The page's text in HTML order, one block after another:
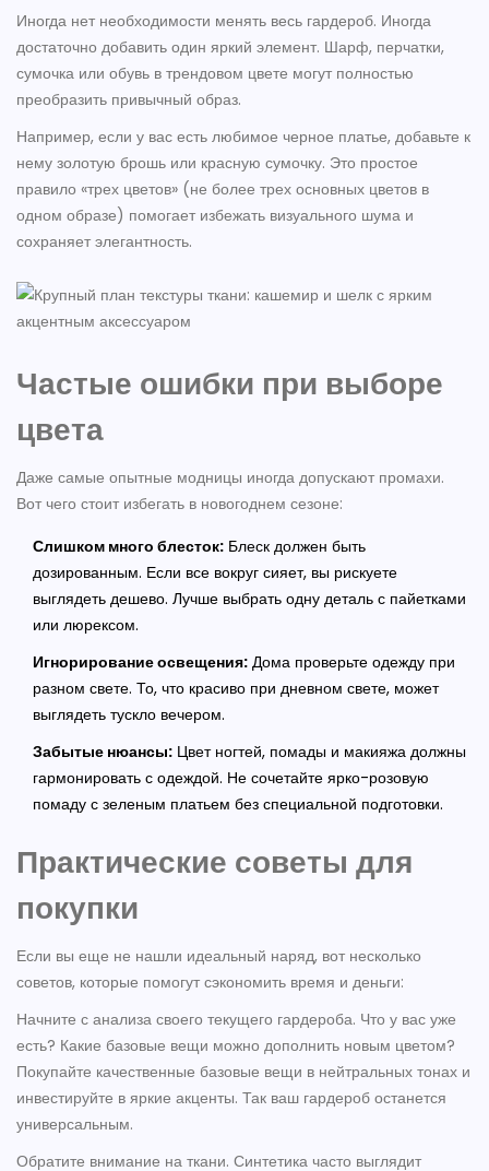
Иногда нет необходимости менять весь гардероб. Иногда
достаточно добавить один яркий элемент. Шарф, перчатки,
сумочка или обувь в трендовом цвете могут полностью
преобразить привычный образ.
Например, если у вас есть любимое черное платье, добавьте к
нему золотую брошь или красную сумочку. Это простое
правило «трех цветов» (не более трех основных цветов в
одном образе) помогает избежать визуального шума и
сохраняет элегантность.
Частые ошибки при выборе
цвета
Даже самые опытные модницы иногда допускают промахи.
Вот чего стоит избегать в новогоднем сезоне:
Слишком много блесток: Блеск должен быть
дозированным. Если все вокруг сияет, вы рискуете
выглядеть дешево. Лучше выбрать одну деталь с пайетками
или люрексом.
Игнорирование освещения: Дома проверьте одежду при
разном свете. То, что красиво при дневном свете, может
выглядеть тускло вечером.
Забытые нюансы: Цвет ногтей, помады и макияжа должны
гармонировать с одеждой. Не сочетайте ярко-розовую
помаду с зеленым платьем без специальной подготовки.
Практические советы для
покупки
Если вы еще не нашли идеальный наряд, вот несколько
советов, которые помогут сэкономить время и деньги:
Начните с анализа своего текущего гардероба. Что у вас уже
есть? Какие базовые вещи можно дополнить новым цветом?
Покупайте качественные базовые вещи в нейтральных тонах и
инвестируйте в яркие акценты. Так ваш гардероб останется
универсальным.
Обратите внимание на ткани. Синтетика часто выглядит